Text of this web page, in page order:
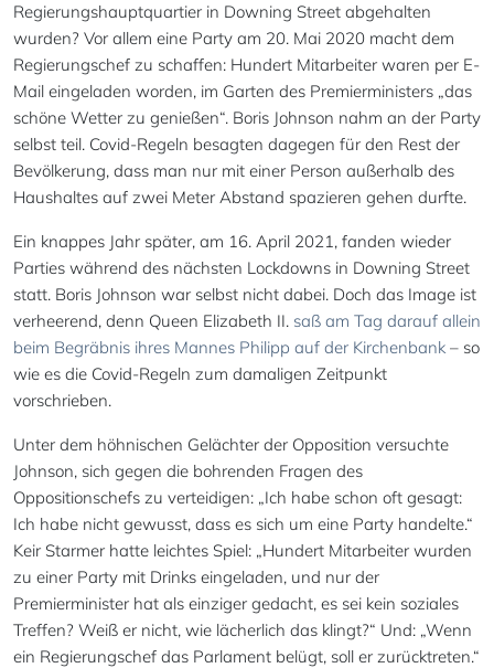
Regierungshauptquartier in Downing Street abgehalten
wurden? Vor allem eine Party am 20. Mai 2020 macht dem
Regierungschef zu schaffen: Hundert Mitarbeiter waren per E-
Mail eingeladen worden, im Garten des Premierministers „das
schöne Wetter zu genießen“. Boris Johnson nahm an der Party
selbst teil. Covid-Regeln besagten dagegen für den Rest der
Bevölkerung, dass man nur mit einer Person außerhalb des
Haushaltes auf zwei Meter Abstand spazieren gehen durfte.
Ein knappes Jahr später, am 16. April 2021, fanden wieder
Parties während des nächsten Lockdowns in Downing Street
statt. Boris Johnson war selbst nicht dabei. Doch das Image ist
verheerend, denn Queen Elizabeth II. saß am Tag darauf allein
beim Begräbnis ihres Mannes Philipp auf der Kirchenbank – so
wie es die Covid-Regeln zum damaligen Zeitpunkt
vorschrieben.
Unter dem höhnischen Gelächter der Opposition versuchte
Johnson, sich gegen die bohrenden Fragen des
Oppositionschefs zu verteidigen: „Ich habe schon oft gesagt:
Ich habe nicht gewusst, dass es sich um eine Party handelte.“
Keir Starmer hatte leichtes Spiel: „Hundert Mitarbeiter wurden
zu einer Party mit Drinks eingeladen, und nur der
Premierminister hat als einziger gedacht, es sei kein soziales
Treffen? Weiß er nicht, wie lächerlich das klingt?“ Und: „Wenn
ein Regierungschef das Parlament belügt, soll er zurücktreten.“